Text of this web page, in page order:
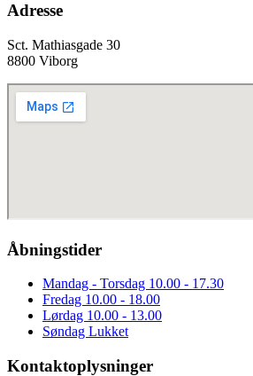
Adresse
Sct. Mathiasgade 30
8800 Viborg
Åbningstider
Mandag - Torsdag 10.00 - 17.30
Fredag 10.00 - 18.00
Lørdag 10.00 - 13.00
Søndag Lukket
Kontaktoplysninger